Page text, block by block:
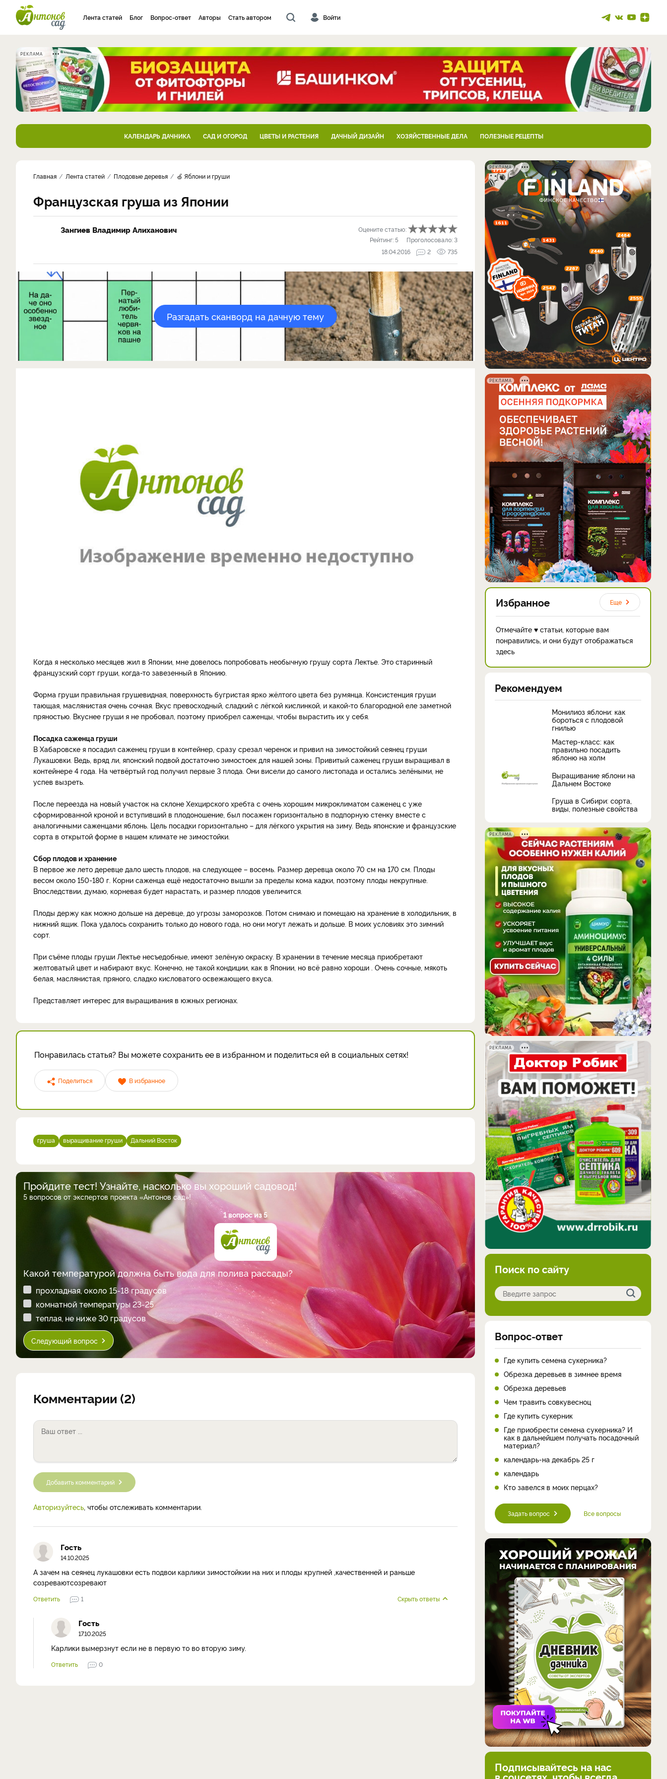
Лента статей Блог Вопрос-ответ Авторы Стать автором Войти
РЕКЛАМА
КАЛЕНДАРЬ ДАЧНИКА САД И ОГОРОД ЦВЕТЫ И РАСТЕНИЯ ДАЧНЫЙ ДИЗАЙН ХОЗЯЙСТВЕННЫЕ ДЕЛА ПОЛЕЗНЫЕ РЕЦЕПТЫ
Главная Лента статей Плодовые деревья 🍏 Яблони и груши
Французская груша из Японии
Зангиев Владимир Алиханович
Оцените статью:
Рейтинг:5 Проголосовало:3
18.04.2016
2 735
Разгадать сканворд на дачную тему
Когда я несколько месяцев жил в Японии, мне довелось попробовать необычную грушу сорта Лектье. Это старинный
французский сорт груши, когда-то завезенный в Японию.
Форма груши правильная грушевидная, поверхность бугристая ярко жёлтого цвета без румянца. Консистенция груши
тающая, маслянистая очень сочная. Вкус превосходный, сладкий с лёгкой кислинкой, и какой-то благородной еле заметной
пряностью. Вкуснее груши я не пробовал, поэтому приобрел саженцы, чтобы вырастить их у себя.
Посадка саженца груши
В Хабаровске я посадил саженец груши в контейнер, сразу срезал черенок и привил на зимостойкий сеянец груши
Лукашовки. Ведь, вряд ли, японский подвой достаточно зимостоек для нашей зоны. Привитый саженец груши выращивал в
контейнере 4 года. На четвёртый год получил первые 3 плода. Они висели до самого листопада и остались зелёными, не
успев вызреть.
После переезда на новый участок на склоне Хехцирского хребта с очень хорошим микроклиматом саженец с уже
сформированной кроной и вступивший в плодоношение, был посажен горизонтально в подпорную стенку вместе с
аналогичными саженцами яблонь. Цель посадки горизонтально – для лёгкого укрытия на зиму. Ведь японские и французские
сорта в открытой форме в нашем климате не зимостойки.
Сбор плодов и хранение
В первое же лето деревце дало шесть плодов, на следующее – восемь. Размер деревца около 70 см на 170 см. Плоды
весом около 150-180 г. Корни саженца ещё недостаточно вышли за пределы кома кадки, поэтому плоды некрупные.
Впоследствии, думаю, корневая будет нарастать, и размер плодов увеличится.
Плоды держу как можно дольше на деревце, до угрозы заморозков. Потом снимаю и помещаю на хранение в холодильник, в
нижний ящик. Пока удалось сохранить только до нового года, но они могут лежать и дольше. В моих условиях это зимний
сорт.
При съёме плоды груши Лектье несъедобные, имеют зелёную окраску. В хранении в течение месяца приобретают
желтоватый цвет и набирают вкус. Конечно, не такой кондиции, как в Японии, но всё равно хороши . Очень сочные, мякоть
белая, маслянистая, пряного, сладко кисловатого освежающего вкуса.
Представляет интерес для выращивания в южных регионах.
Понравилась статья? Вы можете сохранить ее в избранном и поделиться ей в социальных сетях!
Поделиться В избранное
груша выращивание груши Дальний Восток
Пройдите тест! Узнайте, насколько вы хороший садовод!
5 вопросов от экспертов проекта «Антонов сад»!
1 вопрос из 5
Какой температурой должна быть вода для полива рассады?
прохладная, около 15-18 градусов
комнатной температуры 23-25
теплая, не ниже 30 градусов
Следующий вопрос
Комментарии (2)
Добавить комментарий
Авторизуйтесь, чтобы отслеживать комментарии.
Гость
14.10.2025
А зачем на сеянец лукашовки есть подвои карлики зимостойкии на них и плоды крупней ,качественней и раньше
созреваютсозревают
Ответить 1 Скрыть ответы
Гость
17.10.2025
Kарлики вымерзнут если не в первую то во вторую зиму.
Ответить 0
РЕКЛАМА
РЕКЛАМА
Избранное Еще
Отмечайте ♥ статьи, которые вам
понравились, и они будут отображаться
здесь
Рекомендуем
Монилиоз яблони: как
бороться с плодовой
гнилью
Мастер-класс: как
правильно посадить
яблоню на холм
Выращивание яблони на
Дальнем Востоке
Груша в Сибири: сорта,
виды, полезные свойства
РЕКЛАМА
РЕКЛАМА
Поиск по сайту
Вопрос-ответ
Где купить семена сукерника?
Обрезка деревьев в зимнее время
Обрезка деревьев
Чем травить совкувесноц
Где купить сукерник
Где приобрести семена сукерника? И
как в дальнейшем получать посадочный
материал?
календарь-на декабрь 25 г
календарь
Кто завелся в моих перцах?
Задать вопрос Все вопросы
Подписывайтесь на нас